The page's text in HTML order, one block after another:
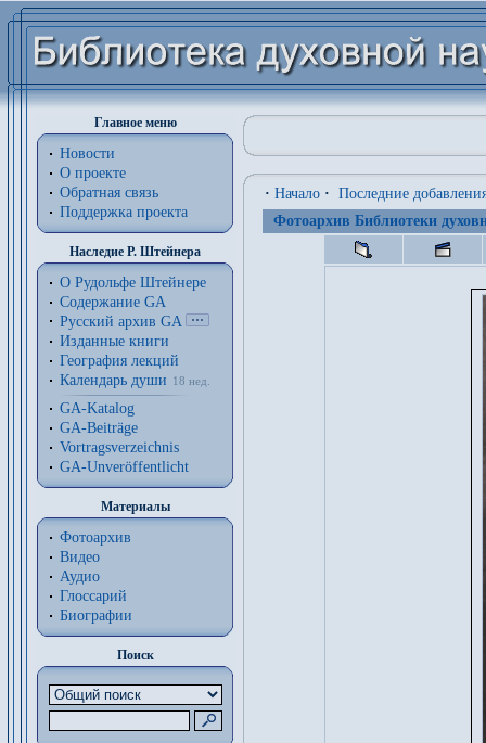
Главное меню
Новости
О проекте
Обратная связь
Поддержка проекта
Наследие Р. Штейнера
О Рудольфе Штейнере
Содержание GA
Русский архив GA
Изданные книги
География лекций
Календарь души
18 нед.
GA-Katalog
GA-Beiträge
Vortragsverzeichnis
GA-Unveröffentlicht
Материалы
Фотоархив
Видео
Аудио
Глоссарий
Биографии
Поиск
· Начало · Последние
Фотоархив Библиотеки